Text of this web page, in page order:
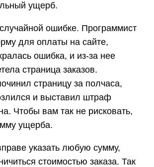
ущерб.
ошибке. Программист
для оплаты на сайте,
ошибка, и из-за нее
страница заказов.
страницу за полчаса,
и выставил штраф
Чтобы вам так не рисковать,
ущерба.
указать любую сумму,
стоимостью заказа. Так